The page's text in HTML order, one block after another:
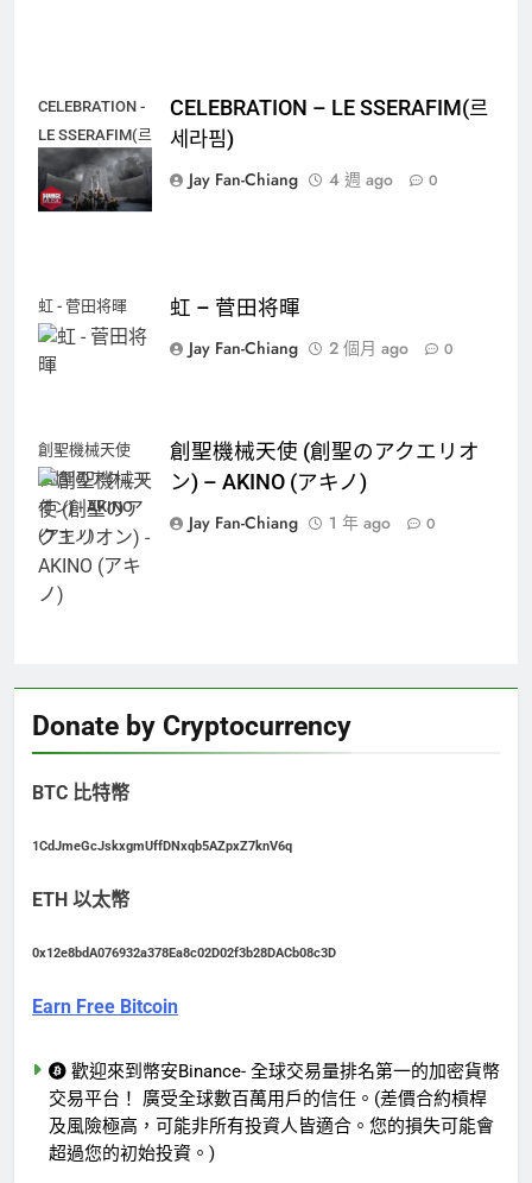
CELEBRATION -
LE SSERAFIM(르
세라핌)
CELEBRATION – LE SSERAFIM(르
세라핌)
Jay Fan-Chiang
4 週 ago 0
虹 - 菅田将暉
虹 – 菅田将暉
Jay Fan-Chiang
2 個月 ago 0
創聖機械天使
(創聖のアクエリ
オン) - AKINO
(アキノ)
創聖機械天使 (創聖のアクエリオ
ン) – AKINO (アキノ)
Jay Fan-Chiang
1 年 ago 0
Donate by Cryptocurrency
BTC 比特幣
1CdJmeGcJskxgmUffDNxqb5AZpxZ7knV6q
ETH 以太幣
0x12e8bdA076932a378Ea8c02D02f3b28DACb08c3D
Earn Free Bitcoin
歡迎來到幣安Binance- 全球交易量排名第一的加密貨幣
交易平台！ 廣受全球數百萬用戶的信任。(差價合約槓桿
及風險極高，可能非所有投資人皆適合。您的損失可能會
超過您的初始投資。)